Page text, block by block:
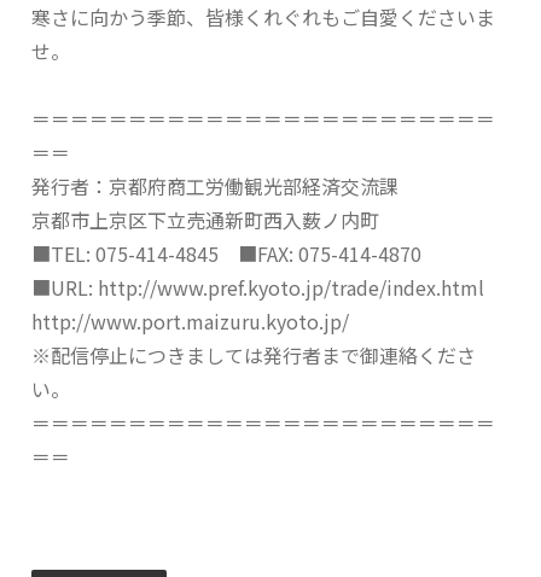
寒さに向かう季節、皆様くれぐれもご自愛くださいま
せ。
＝＝＝＝＝＝＝＝＝＝＝＝＝＝＝＝＝＝＝＝＝＝＝＝
＝＝
発行者：京都府商工労働観光部経済交流課
京都市上京区下立売通新町西入薮ノ内町
■TEL: 075-414-4845 ■FAX: 075-414-4870
■URL: http://www.pref.kyoto.jp/trade/index.html
http://www.port.maizuru.kyoto.jp/
※配信停止につきましては発行者まで御連絡くださ
い。
＝＝＝＝＝＝＝＝＝＝＝＝＝＝＝＝＝＝＝＝＝＝＝＝
＝＝